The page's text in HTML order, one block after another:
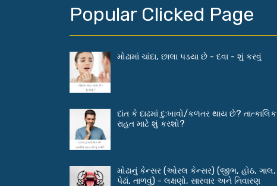
Popular Clicked Page
મોઢામાં ચાંદા, છાલા પડયા છે - દવા - શું કરવું
દાંત કે દાઢમાં દુ:ખાવો/કળતર થાય છે? તાત્કાલિક
રાહત માટે શું કરશો?
મોઢાનું કેન્સર (ઓરલ કેન્સર) (જીભ, હોઠ, ગાલ,
પેઢાં, તાળવું) - લક્ષણો, સારવાર અને નિવારણ